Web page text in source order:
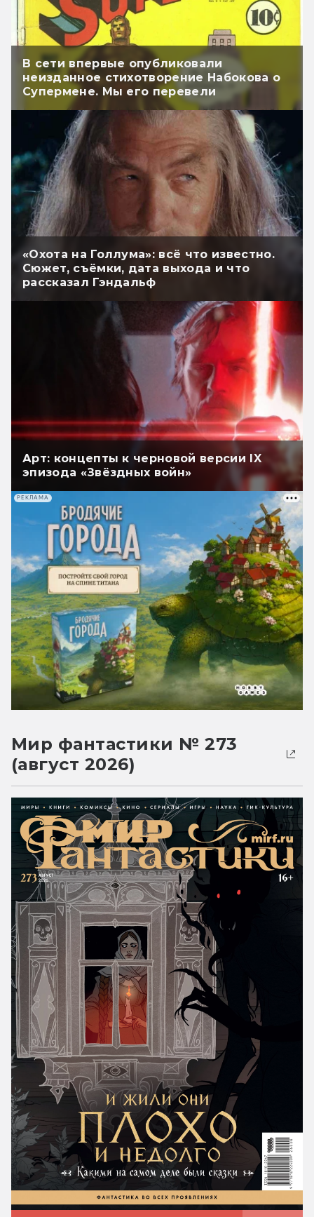
В сети впервые опубликовали
неизданное стихотворение Набокова о
Супермене. Мы его перевели
«Охота на Голлума»: всё что известно.
Сюжет, съёмки, дата выхода и что
рассказал Гэндальф
Арт: концепты к черновой версии IX
эпизода «Звёздных войн»
РЕКЛАМА
Мир фантастики № 273
(август 2026)